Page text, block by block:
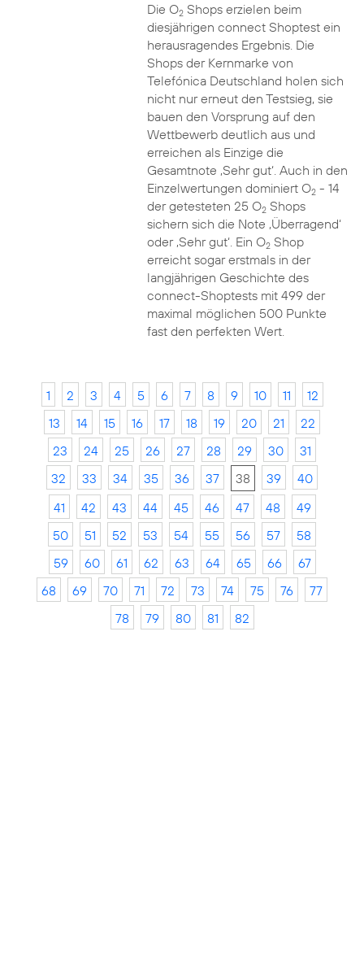
Die O2Shops erzielen beim
diesjährigen connect Shoptest ein
herausragendes Ergebnis. Die
Shops der Kernmarke von
Telefónica Deutschland holen sich
nicht nur erneut den Testsieg, sie
bauen den Vorsprung auf den
Wettbewerb deutlich aus und
erreichen als Einzige die
Gesamtnote ‚Sehr gut‘. Auch in den
Einzelwertungen dominiert O2- 14
der getesteten 25 O2Shops
sichern sich die Note ‚Überragend‘
oder ‚Sehr gut‘. Ein O2Shop
erreicht sogar erstmals in der
langjährigen Geschichte des
connect-Shoptests mit 499 der
maximal möglichen 500 Punkte
fast den perfekten Wert.
1 2 3 4 5 6 7 8 9 10 11
12
13
14 15 16 17 18 19 20 21
22
23
24 25 26 27 28 29 30
31
32
33 34 35 36 37 38 39
40
41
42 43 44 45 46 47 48
49
50
51 52 53 54 55 56 57
58
59
60 61 62 63 64 65 66
67
68
69 70 71 72 73 74 75 76
77
78
79 80 81 82